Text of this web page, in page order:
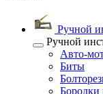
Ручной
Ручной
Авто-
Биты
Бородки